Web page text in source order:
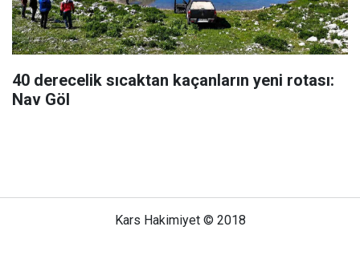
40 derecelik sıcaktan kaçanların yeni rotası:
Nav Göl
Kars Hakimiyet © 2018